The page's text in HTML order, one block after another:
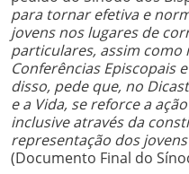
para tornar efetiva e
jovens nos lugares de
particulares, assim como
Conferências Episcopais
disso, pede que, no
e a Vida, se reforce a
inclusive através da
representação dos
(Documento Final do